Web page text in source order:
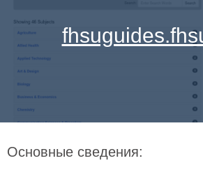
Основные сведения: